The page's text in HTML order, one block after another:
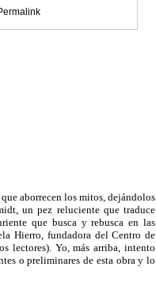
aborrecen los mitos, dejándolos
un pez reluciente que traduce
que busca y rebusca en las
Hierro, fundadora del Centro de
lectores). Yo, más arriba, intento
o preliminares de esta obra y lo